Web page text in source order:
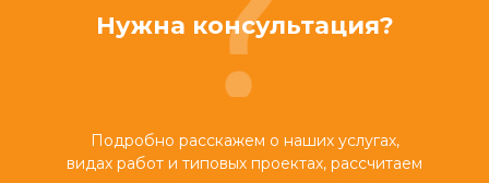
Нужна консультация?
Подробно расскажем о наших услугах,
видах работ и типовых проектах, рассчитаем